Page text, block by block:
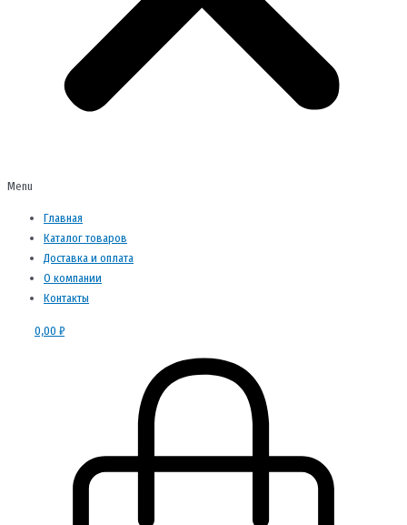
Menu
Главная
Каталог товаров
Доставка и оплата
О компании
Контакты
0,00 ₽